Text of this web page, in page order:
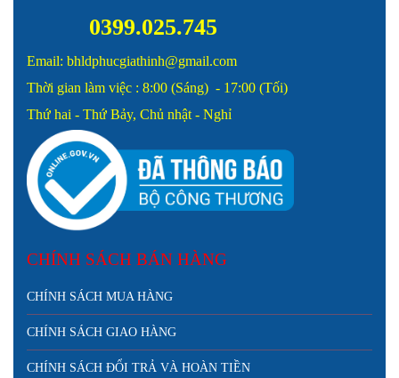
0399.025.745
Email: bhldphucgiathinh@gmail.com
Thời gian làm việc : 8:00 (Sáng) - 17:00 (Tối)
Thứ hai - Thứ Bảy, Chủ nhật - Nghỉ
CHÍNH SÁCH BÁN HÀNG
CHÍNH SÁCH MUA HÀNG
CHÍNH SÁCH GIAO HÀNG
CHÍNH SÁCH ĐỔI TRẢ VÀ HOÀN TIỀN